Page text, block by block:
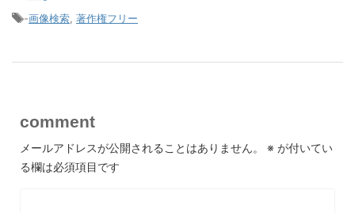
-画像検索, 著作権フリー
comment
メールアドレスが公開されることはありません。 ※ が付いてい
る欄は必須項目です